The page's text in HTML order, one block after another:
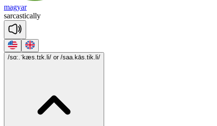
magyar
sarcastically
/sɑ:.ˈkæs.tɪk.li/ or /saa.kās.tik.li/